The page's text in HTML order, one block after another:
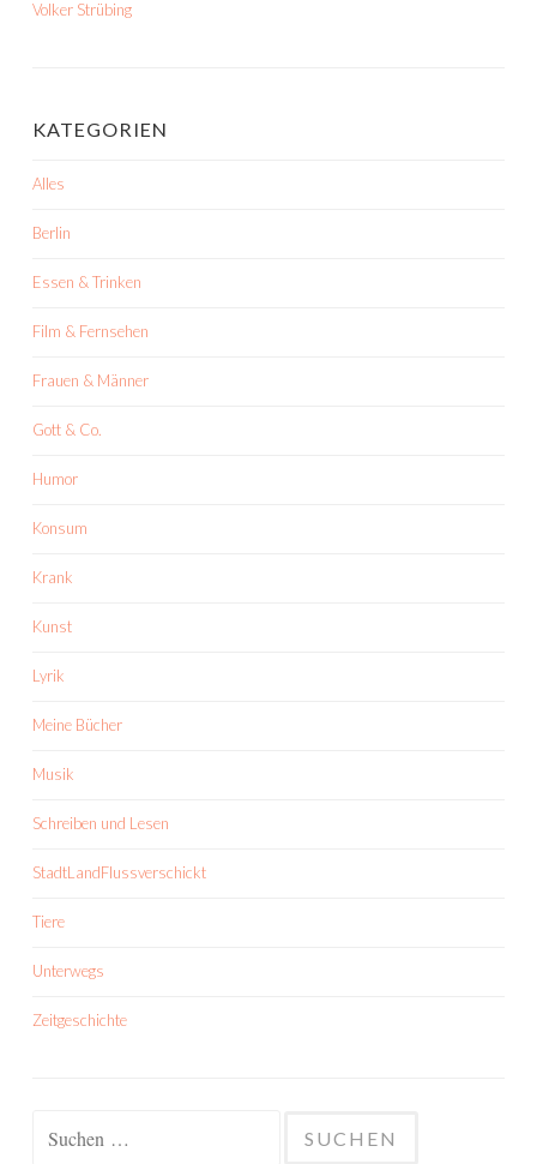
Volker Strübing
KATEGORIEN
Alles
Berlin
Essen & Trinken
Film & Fernsehen
Frauen & Männer
Gott & Co.
Humor
Konsum
Krank
Kunst
Lyrik
Meine Bücher
Musik
Schreiben und Lesen
StadtLandFlussverschickt
Tiere
Unterwegs
Zeitgeschichte